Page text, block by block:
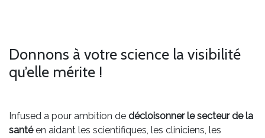
Donnons à votre science la visibilité
qu’elle mérite !
Infused a pour ambition de décloisonner le secteur de la
santéen aidant les scientifiques, les cliniciens, les